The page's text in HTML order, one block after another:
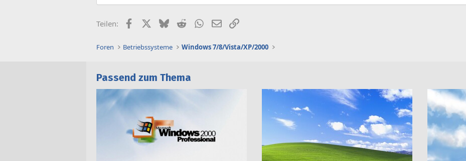
r
Teilen: FacebookX (Twitter)
BlueskyRedditWhatsApp
E-MailLink
Foren Betriebssysteme Windows 7/8/Vista/XP/2000
Passend zum Thema